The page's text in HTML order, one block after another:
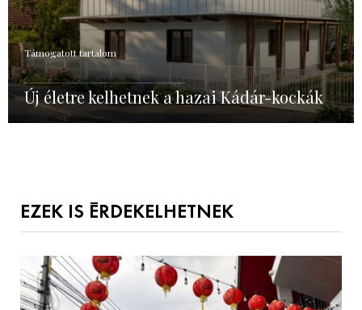
Támogatott tartalom
Új életre kelhetnek a hazai Kádár-kockák
EZEK IS ÉRDEKELHETNEK